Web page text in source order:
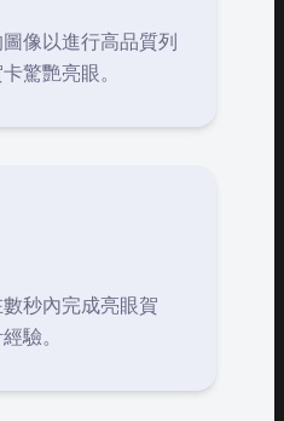
像以進行高品質列
驚艷亮眼。
秒內完成亮眼賀
驗。